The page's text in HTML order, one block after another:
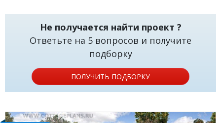
Не получается найти проект ?
Ответьте на 5 вопросов и получите
подборку
ПОЛУЧИТЬ ПОДБОРКУ